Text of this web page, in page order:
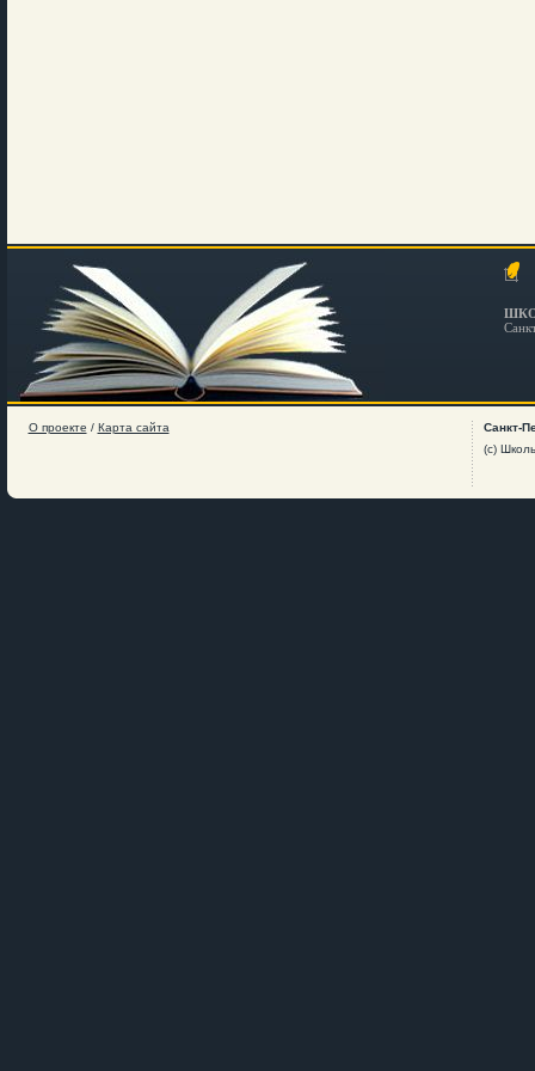
О проекте / Карта сайта
Санкт-
(c)